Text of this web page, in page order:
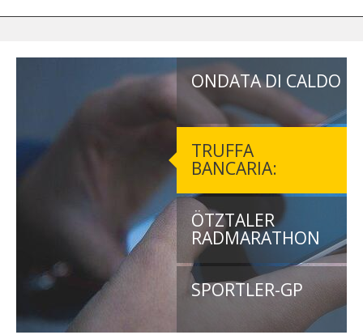
ONDATA DI CALDO
TRUFFA
BANCARIA:
ÖTZTALER
RADMARATHON
SPORTLER-GP